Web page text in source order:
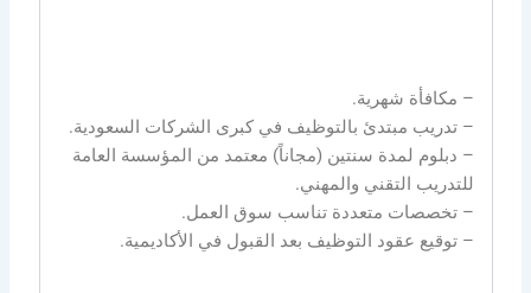
– مكافأة شهرية.
– تدريب مبتدئ بالتوظيف في كبرى الشركات السعودية.
– دبلوم لمدة سنتين (مجاناً) معتمد من المؤسسة العامة
للتدريب التقني والمهني.
– تخصصات متعددة تناسب سوق العمل.
– توقيع عقود التوظيف بعد القبول في الأكاديمية.